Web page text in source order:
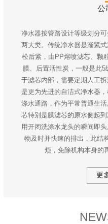
公
净水器按管路设计等级划分
两大类。传统净水器是渐紧
松后紧，由PP熔喷滤芯、颗
膜、后置活性炭，一般是此
于滤芯内部，需要定期人工
是更为先进的自洁式净水器
涤水通路，作为平常普通生
芯特别是膜滤芯的原水侧起
用开闭洗涤水龙头的瞬间即
物及时并快速的排出，此结
烦，免除机构本身的
更